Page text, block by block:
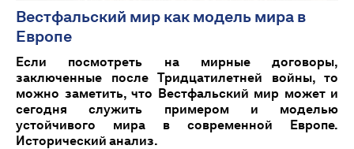
Вестфальский мир как модель мира в
Европе
Если посмотреть на мирные договоры,
заключенные после Тридцатилетней войны, то
можно заметить, что Вестфальский мир может и
сегодня служить примером и моделью
устойчивого мира в современной Европе.
Исторический анализ.